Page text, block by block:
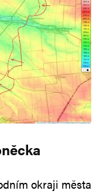
okraji města